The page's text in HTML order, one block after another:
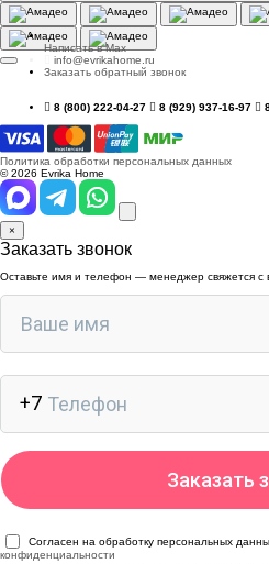
Написать в Max
info@evrikahome.ru
Заказать обратный звонок
8 (800) 222-04-27 8 (929) 937-16-97
Политика обработки персональных данных
© 2026 Evrika Home
×
Заказать звонок
Оставьте имя и телефон — менеджер свяжется с
Согласен на обработку персональных
конфиденциальности